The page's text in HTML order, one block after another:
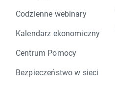
Codzienne webinary
Kalendarz ekonomiczny
Centrum Pomocy
Bezpieczeństwo w sieci